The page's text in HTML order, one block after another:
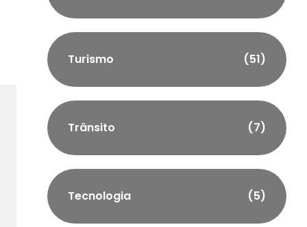
Turismo (51)
Trânsito (7)
Tecnologia (5)